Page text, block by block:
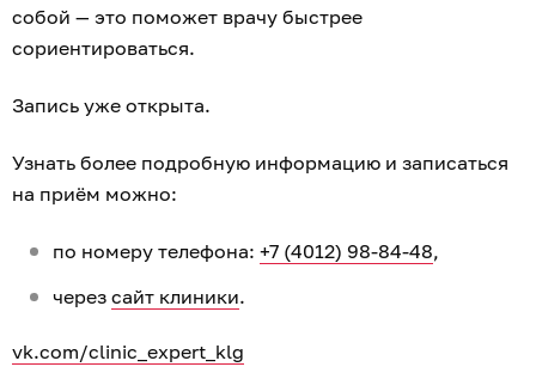
собой — это поможет врачу быстрее
сориентироваться.
Запись уже открыта.
Узнать более подробную информацию и записаться
на приём можно:
по номеру телефона: +7 (4012) 98-84-48,
через сайт клиники.
vk.com/clinic_expert_klg